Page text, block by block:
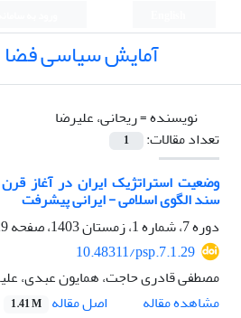
آمایش سیاسی فضا
نویسنده =ریحانی، علیرضا
تعداد مقالات:
1
وضعیت استراتژیک ایران در آغاز
سند الگوی اسلامی - ایرانی پیشرفت
دوره 7، شماره 1، زمستان 1403، صفحه
10.48311/psp.7.1.29
مصطفی قادری حاجت، همایون عبدی،
مشاهده مقاله
اصل مقاله 1.41 M